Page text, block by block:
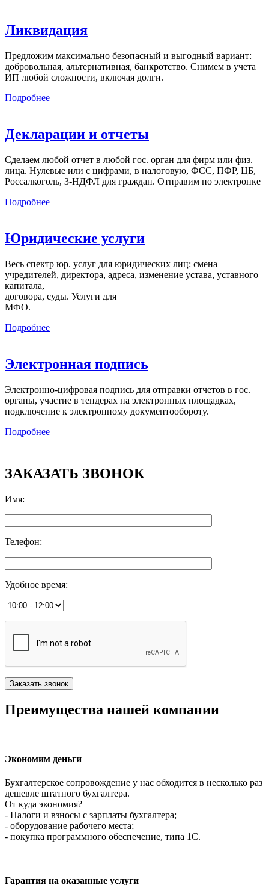
Ликвидация
Предложим максимально безопасный и выгодный вариант:
добровольная, альтернативная, банкротство. Снимем в учета
ИП любой сложности, включая долги.
Подробнее
Декларации и отчеты
Сделаем любой отчет в любой гос. орган для фирм или физ.
лица. Нулевые или с цифрами, в налоговую, ФСС, ПФР, ЦБ,
Россалкоголь, 3-НДФЛ для граждан. Отправим по электронке
Подробнее
Юридические услуги
Весь спектр юр. услуг для юридических лиц: смена
учредителей, директора, адреса, изменение устава, уставного
капитала,
договора, суды. Услуги для
МФО.
Подробнее
Электронная подпись
Электронно-цифровая подпись для отправки отчетов в гос.
органы, участие в тендерах на электронных площадках,
подключение к электронному документообороту.
Подробнее
ЗАКАЗАТЬ ЗВОНОК
Имя:
Телефон:
Удобное время:
Преимущества нашей компании
Экономим деньги
Бухгалтерское сопровождение у нас обходится в несколько раз
дешевле штатного бухгалтера.
От куда экономия?
- Налоги и взносы с зарплаты бухгалтера;
- оборудование рабочего места;
- покупка программного обеспечение, типа 1С.
Гарантия на оказанные услуги